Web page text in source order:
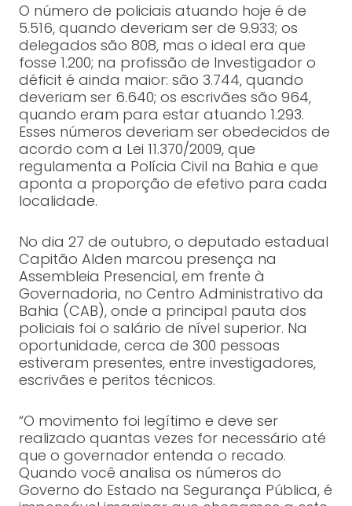
O número de policiais atuando hoje é de
5.516, quando deveriam ser de 9.933; os
delegados são 808, mas o ideal era que
fosse 1.200; na profissão de Investigador o
déficit é ainda maior: são 3.744, quando
deveriam ser 6.640; os escrivães são 964,
quando eram para estar atuando 1.293.
Esses números deveriam ser obedecidos de
acordo com a Lei 11.370/2009, que
regulamenta a Polícia Civil na Bahia e que
aponta a proporção de efetivo para cada
localidade.
No dia 27 de outubro, o deputado estadual
Capitão Alden marcou presença na
Assembleia Presencial, em frente à
Governadoria, no Centro Administrativo da
Bahia (CAB), onde a principal pauta dos
policiais foi o salário de nível superior. Na
oportunidade, cerca de 300 pessoas
estiveram presentes, entre investigadores,
escrivães e peritos técnicos.
“O movimento foi legítimo e deve ser
realizado quantas vezes for necessário até
que o governador entenda o recado.
Quando você analisa os números do
Governo do Estado na Segurança Pública, é